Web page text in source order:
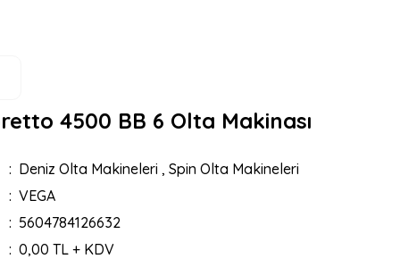
4500 BB 6 Olta Makinası
Deniz Olta Makineleri , Spin Olta Makineleri
VEGA
5604784126632
0,00 TL + KDV